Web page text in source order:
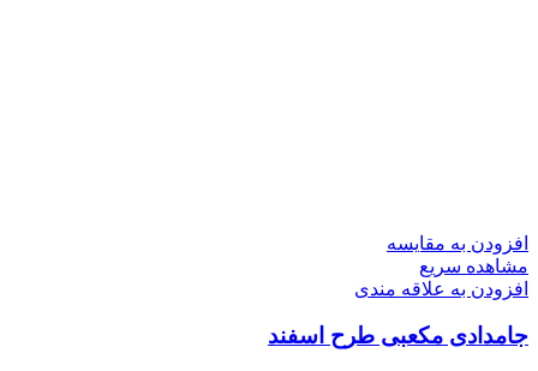
افزودن به مقایسه
مشاهده سریع
افزودن به علاقه مندی
جامدادی مکعبی طرح اسفند